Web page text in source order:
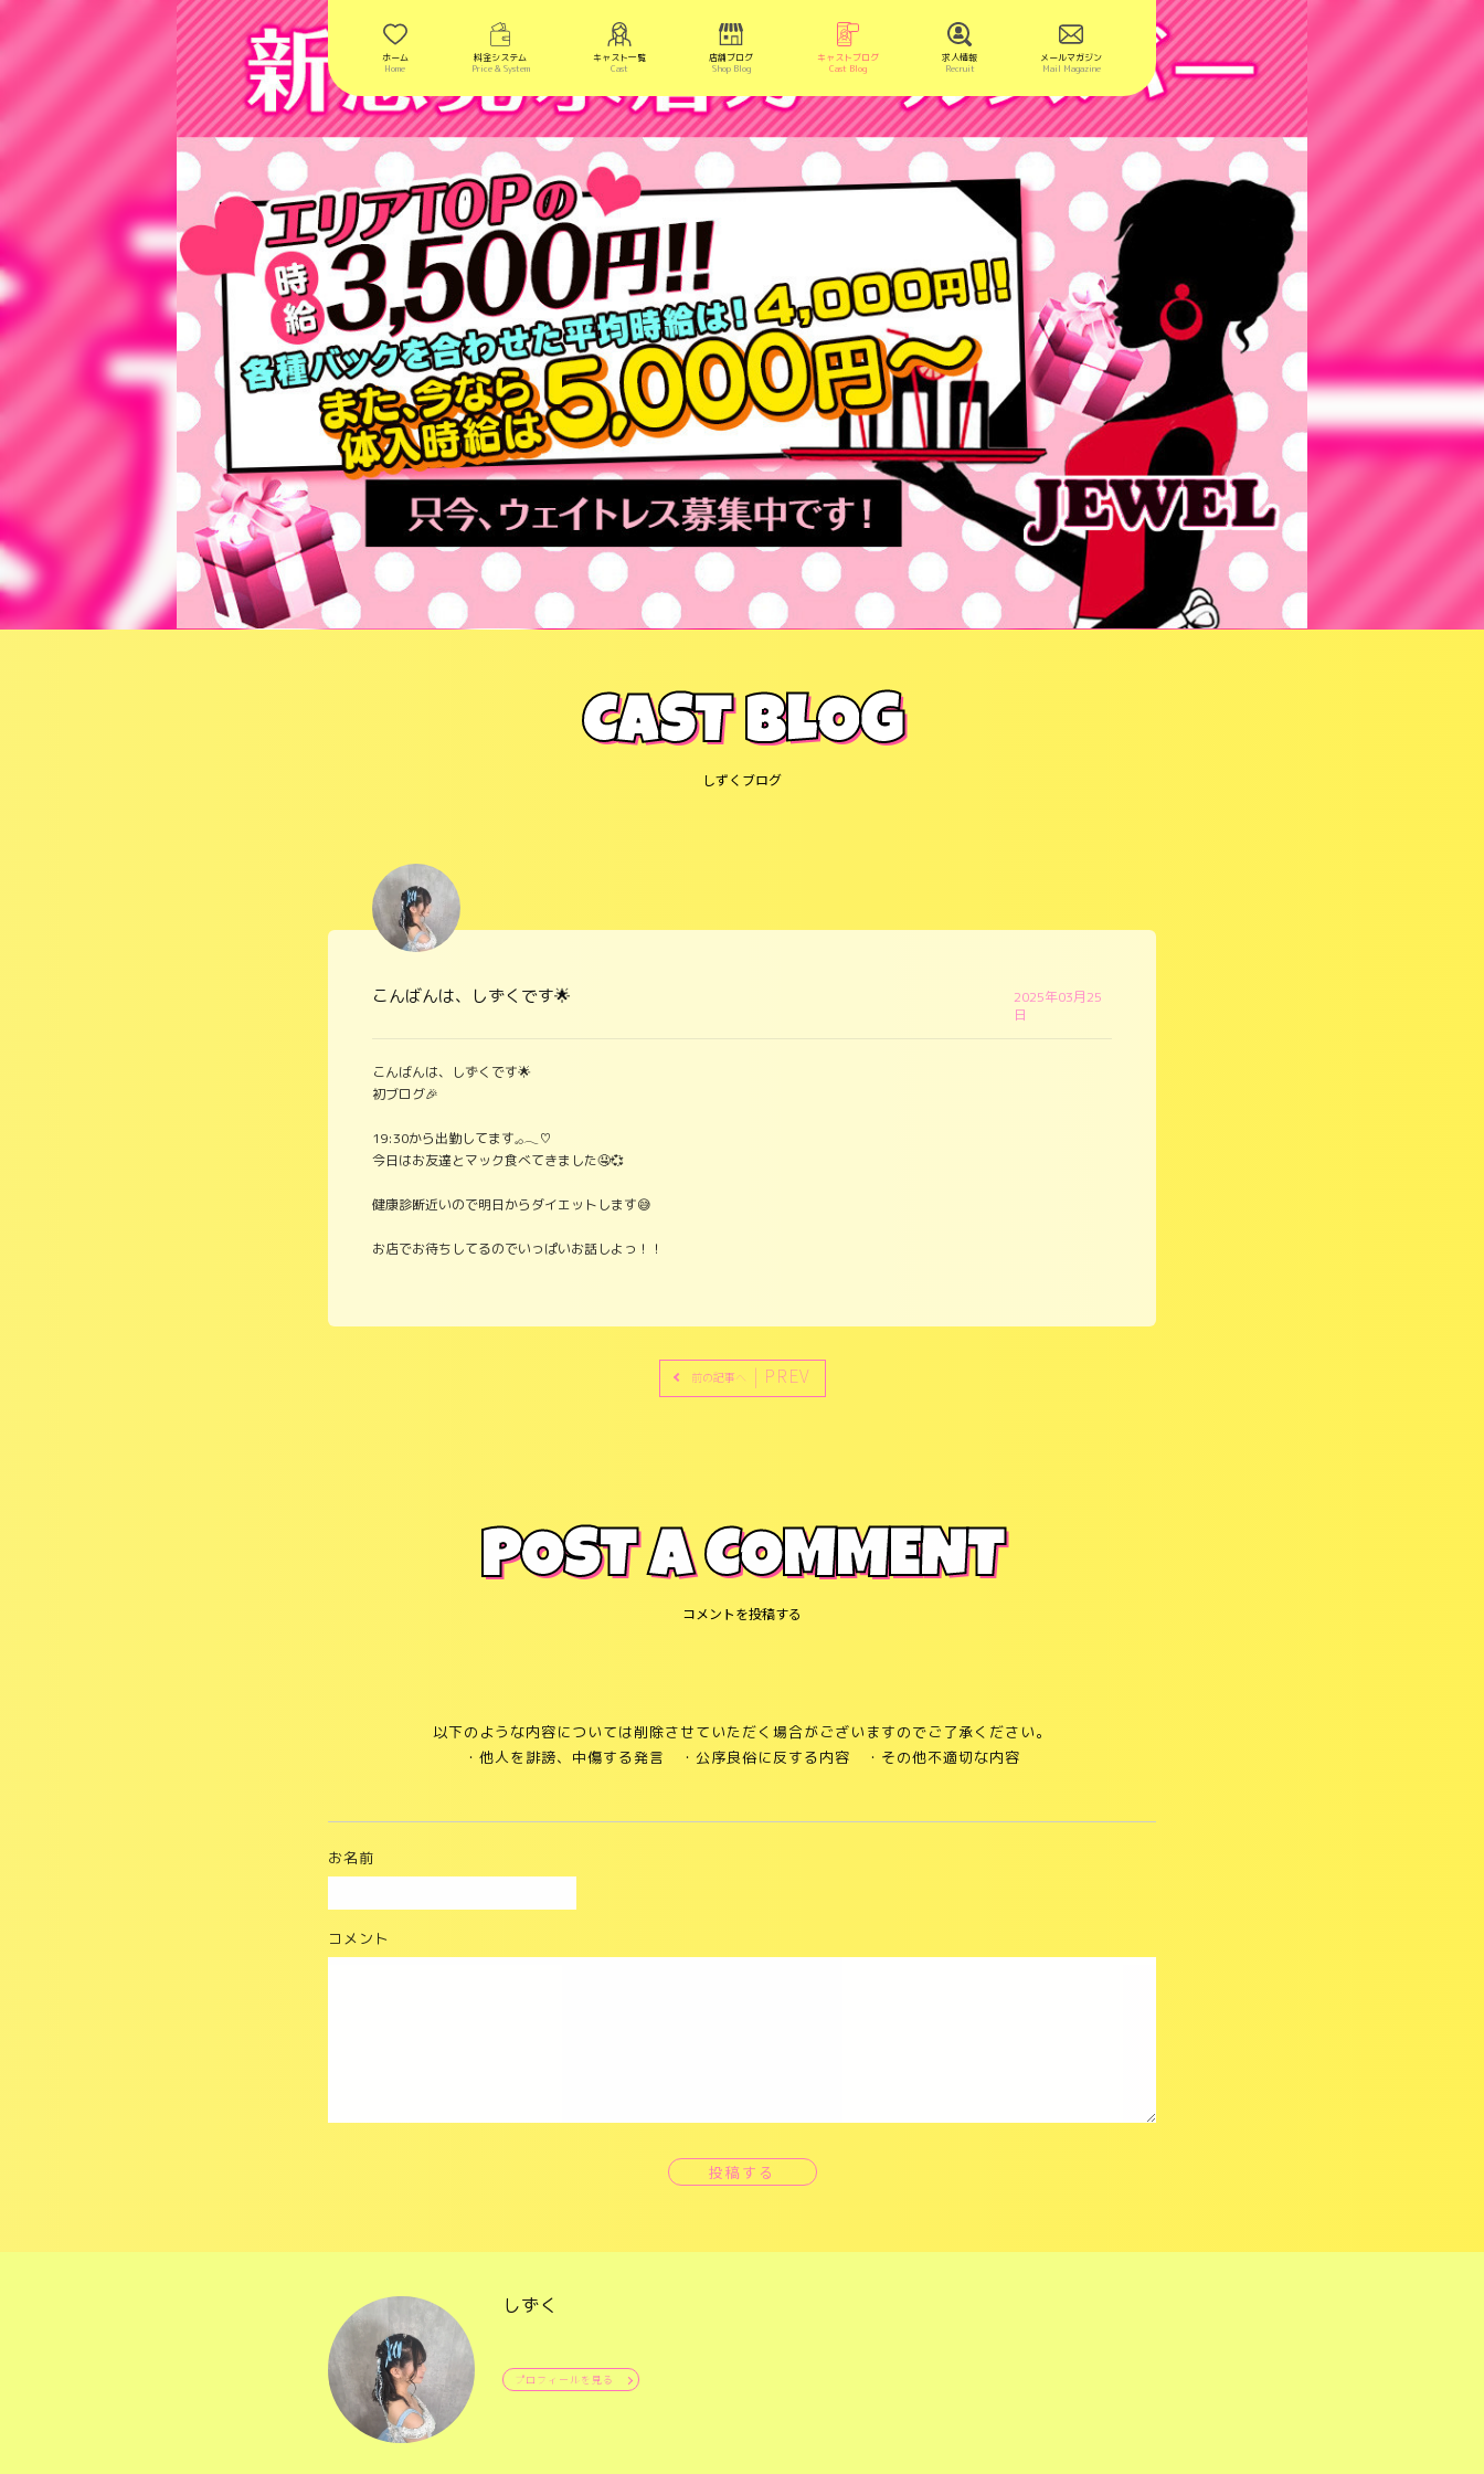
ホーム
Home
料金システム
Price & System
キャスト一覧
Cast
店舗ブログ
Shop Blog
キャストブログ
Cast Blog
求人情報
Recruit
メールマガジン
Mail Magazine
CAST BLOG
しずくブログ
こんばんは、しずくです🌟
2025年03月25
日
こんばんは、しずくです🌟
初ブログ🎉
19:30から出勤してます𓈒𓂂𓂃♡
今日はお友達とマック食べてきました🤤💞
健康診断近いので明日からダイエットします😅
お店でお待ちしてるのでいっぱいお話しよっ！！
前の記事へ | PREV
POST A COMMENT
コメントを投稿する
以下のような内容については削除させていただく場合がございますのでご了承ください。
・他人を誹謗、中傷する発言
・公序良俗に反する内容 ・その他不適切な内容
お名前
コメント
投稿する
しずく
プロフィールを見る